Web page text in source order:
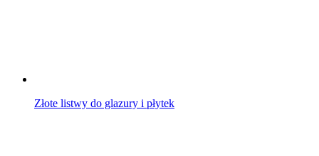
Złote listwy do glazury i płytek